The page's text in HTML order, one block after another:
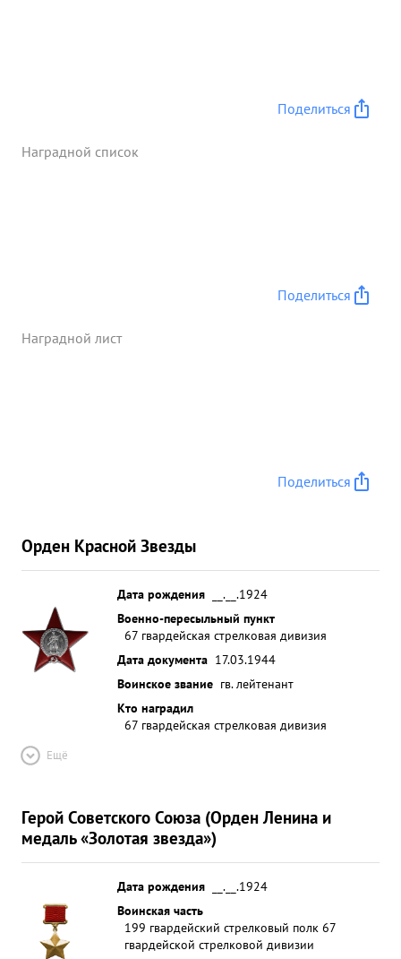
Поделиться
Наградной список
Поделиться
Наградной лист
Поделиться
Орден Красной Звезды
Дата рождения
__.__.1924
Военно-пересыльный пункт
67 гвардейская стрелковая дивизия
Дата документа 17.03.1944
Воинское звание гв. лейтенант
Кто наградил
67 гвардейская стрелковая дивизия
Ещё
Герой Советского Союза (Орден Ленина и
медаль «Золотая звезда»)
Дата рождения
__.__.1924
Воинская часть
199 гвардейский стрелковый полк 67
гвардейской стрелковой дивизии